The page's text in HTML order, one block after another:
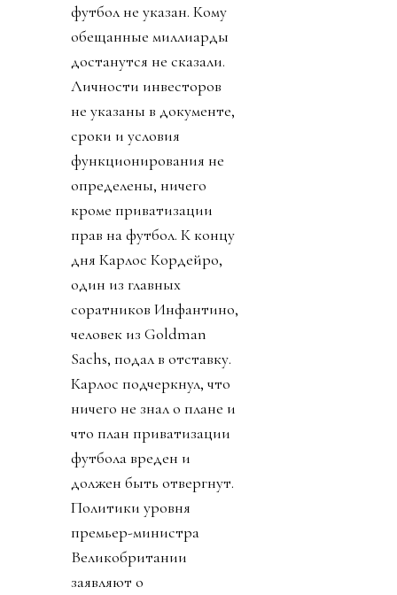
футбол не указан. Кому
обещанные миллиарды
достанутся не сказали.
Личности инвесторов
не указаны в документе,
сроки и условия
функционирования не
определены, ничего
кроме приватизации
прав на футбол. К концу
дня Карлос Кордейро,
один из главных
соратников Инфантино,
человек из Goldman
Sachs, подал в отставку.
Карлос подчеркнул, что
ничего не знал о плане и
что план приватизации
футбола вреден и
должен быть отвергнут.
Политики уровня
премьер-министра
Великобритании
заявляют о